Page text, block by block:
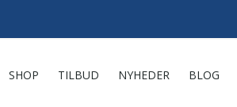
SHOP TILBUD NYHEDER BLOG